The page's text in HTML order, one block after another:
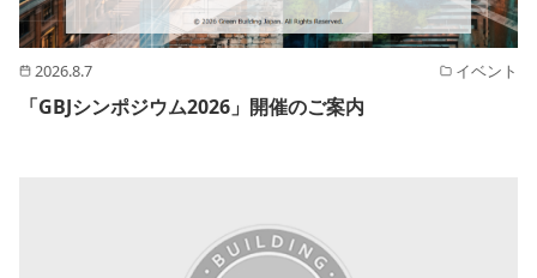
2026.8.7 イベント
「GBJシンポジウム2026」開催のご案内